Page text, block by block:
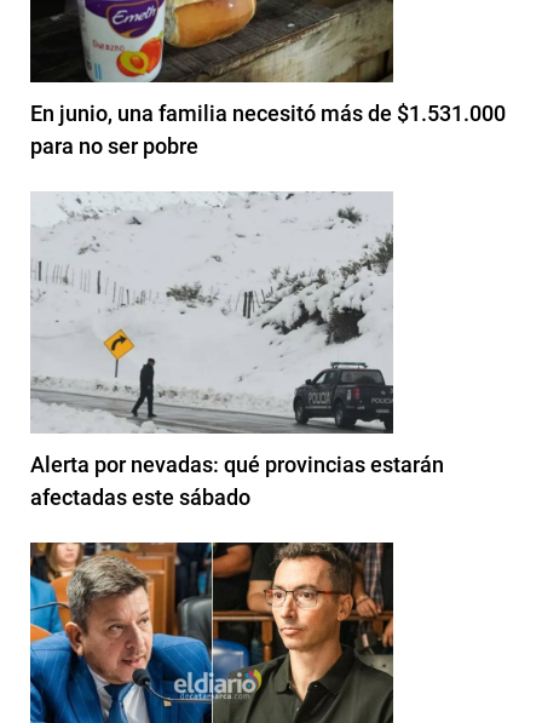
En junio, una familia necesitó más de $1.531.000
para no ser pobre
Alerta por nevadas: qué provincias estarán
afectadas este sábado